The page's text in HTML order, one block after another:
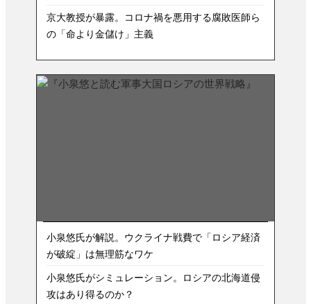
京大教授が暴露。コロナ禍を悪用する腐敗医師ら
の「命より金儲け」主義
小泉悠氏が解説。ウクライナ戦費で「ロシア経済
が破綻」は無理筋なワケ
小泉悠氏がシミュレーション。ロシアの北海道侵
攻はあり得るのか？